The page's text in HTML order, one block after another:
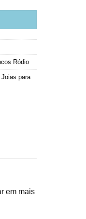
Ródio
Joias para
em mais